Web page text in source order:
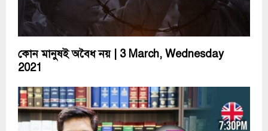
কোন মানুষই অবৈধ নয়​ | 3 March, Wednesday
2021